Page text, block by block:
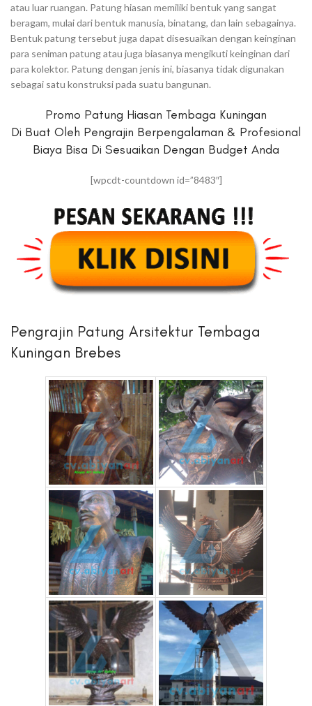
atau luar ruangan. Patung hiasan memiliki bentuk yang sangat
beragam, mulai dari bentuk manusia, binatang, dan lain sebagainya.
Bentuk patung tersebut juga dapat disesuaikan dengan keinginan
para seniman patung atau juga biasanya mengikuti keinginan dari
para kolektor. Patung dengan jenis ini, biasanya tidak digunakan
sebagai satu konstruksi pada suatu bangunan.
Promo Patung Hiasan Tembaga Kuningan
Di Buat Oleh Pengrajin Berpengalaman & Profesional
Biaya Bisa Di Sesuaikan Dengan Budget Anda
[wpcdt-countdown id=”8483″]
Pengrajin Patung Arsitektur Tembaga
Kuningan Brebes